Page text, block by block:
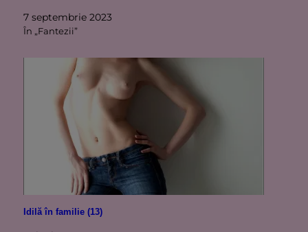
7 septembrie 2023
În „Fantezii”
Idilă în familie (13)